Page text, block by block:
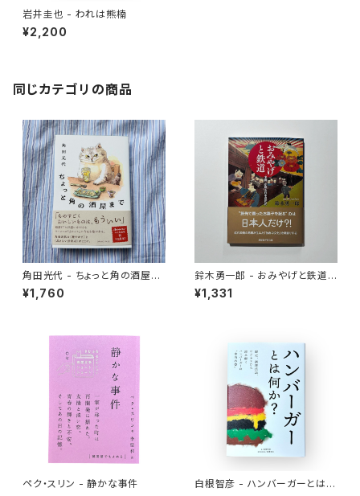
岩井圭也 - われは熊楠
¥2,200
同じカテゴリの商品
角田光代 - ちょっと角の酒屋ま
で
¥1,760
鈴木勇一郎 - おみやげと鉄道
「名物」が語る日本近代史
¥1,331
ペク・スリン - 静かな事件
白根智彦 - ハンバーガーとは何